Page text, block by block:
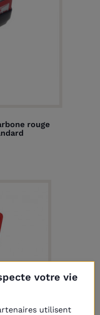
rouge
votre vie
utilisent